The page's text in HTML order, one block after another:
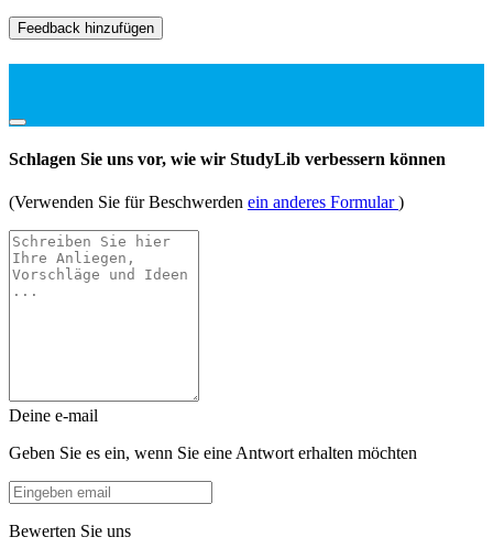
Feedback hinzufügen
Schlagen Sie uns vor, wie wir StudyLib verbessern können
(Verwenden Sie für Beschwerden ein anderes Formular)
Deine e-mail
Geben Sie es ein, wenn Sie eine Antwort erhalten möchten
Bewerten Sie uns